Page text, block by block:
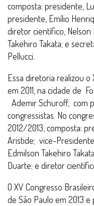
composta: presidente,
presidente, Emílio
diretor científico, Nelson
Takehiro Takata; e
Pellucci.
Essa diretoria realizou o
em 2011, na cidade de
Ademir Schuroff, com
congressistas. No
2012/2013, composta:
Aristide; vice-
Edmilson Takehiro
Duarte; e diretor
O XV Congresso
de São Paulo em 2013